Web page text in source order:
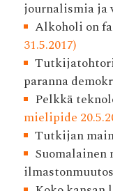
journalismia ja
Alkoholi on
31.5.2017)
paranna
Pelkkä
mielipide
Tutkijan